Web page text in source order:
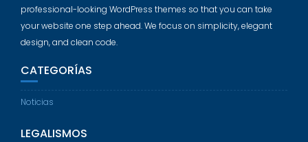
professional-looking WordPress themes so that you can take
your website one step ahead. We focus on simplicity, elegant
design, and clean code.
CATEGORÍAS
Noticias
LEGALISMOS